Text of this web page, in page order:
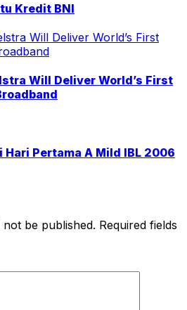
Kredit BNI
Will Deliver World’s First
Hari Pertama A Mild IBL 2006
be published. Required fields